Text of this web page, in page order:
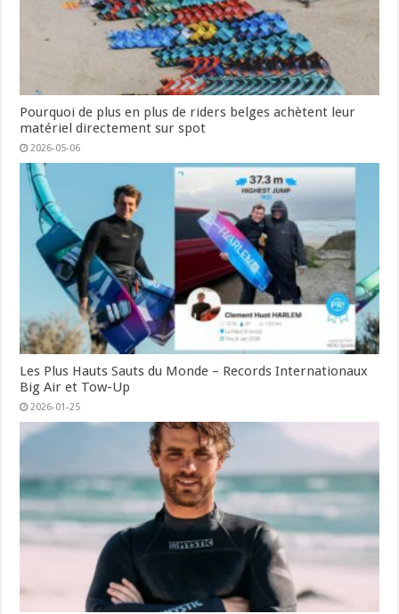
Pourquoi de plus en plus de riders belges achètent leur
matériel directement sur spot
2026-05-06
Les Plus Hauts Sauts du Monde – Records Internationaux
Big Air et Tow-Up
2026-01-25